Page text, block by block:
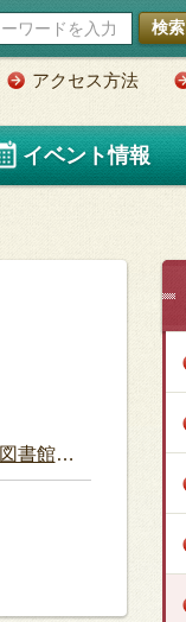
検索
アクセス方法
イベント情報
図書館職員B